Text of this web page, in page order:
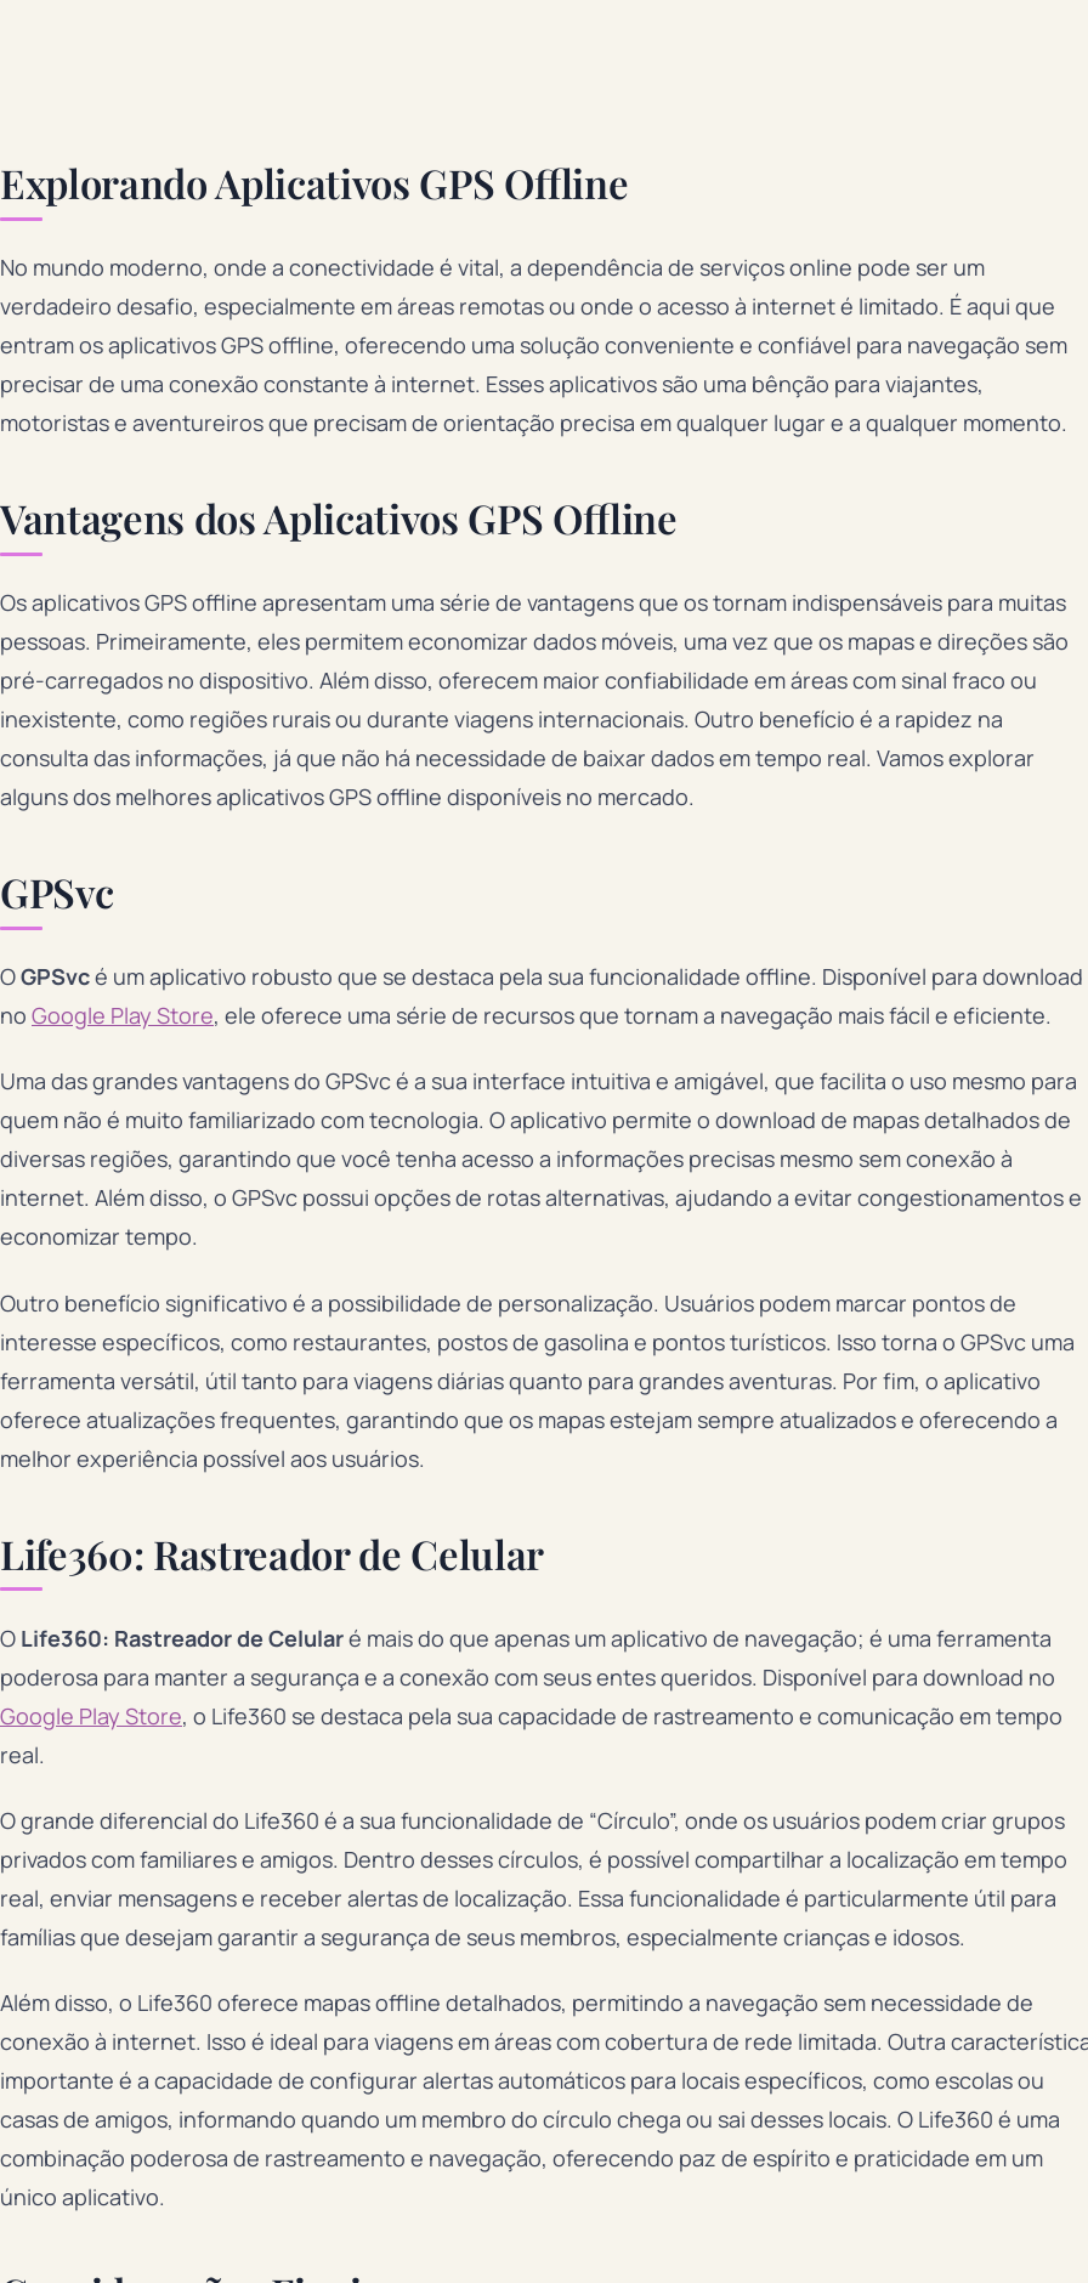
Explorando Aplicativos GPS Offline
No mundo moderno, onde a conectividade é vital, a dependência de serviços online pode ser um
verdadeiro desafio, especialmente em áreas remotas ou onde o acesso à internet é limitado. É aqui que
entram os aplicativos GPS offline, oferecendo uma solução conveniente e confiável para navegação sem
precisar de uma conexão constante à internet. Esses aplicativos são uma bênção para viajantes,
motoristas e aventureiros que precisam de orientação precisa em qualquer lugar e a qualquer momento.
Vantagens dos Aplicativos GPS Offline
Os aplicativos GPS offline apresentam uma série de vantagens que os tornam indispensáveis para muitas
pessoas. Primeiramente, eles permitem economizar dados móveis, uma vez que os mapas e direções são
pré-carregados no dispositivo. Além disso, oferecem maior confiabilidade em áreas com sinal fraco ou
inexistente, como regiões rurais ou durante viagens internacionais. Outro benefício é a rapidez na
consulta das informações, já que não há necessidade de baixar dados em tempo real. Vamos explorar
alguns dos melhores aplicativos GPS offline disponíveis no mercado.
GPSvc
OGPSvcé um aplicativo robusto que se destaca pela sua funcionalidade offline. Disponível para download
no Google Play Store, ele oferece uma série de recursos que tornam a navegação mais fácil e eficiente.
Uma das grandes vantagens do GPSvc é a sua interface intuitiva e amigável, que facilita o uso mesmo para
quem não é muito familiarizado com tecnologia. O aplicativo permite o download de mapas detalhados de
diversas regiões, garantindo que você tenha acesso a informações precisas mesmo sem conexão à
internet. Além disso, o GPSvc possui opções de rotas alternativas, ajudando a evitar congestionamentos e
economizar tempo.
Outro benefício significativo é a possibilidade de personalização. Usuários podem marcar pontos de
interesse específicos, como restaurantes, postos de gasolina e pontos turísticos. Isso torna o GPSvc uma
ferramenta versátil, útil tanto para viagens diárias quanto para grandes aventuras. Por fim, o aplicativo
oferece atualizações frequentes, garantindo que os mapas estejam sempre atualizados e oferecendo a
melhor experiência possível aos usuários.
Life360: Rastreador de Celular
O Life360: Rastreador de Celularé mais do que apenas um aplicativo de navegação; é uma ferramenta
poderosa para manter a segurança e a conexão com seus entes queridos. Disponível para download no
Google Play Store, o Life360 se destaca pela sua capacidade de rastreamento e comunicação em tempo
real.
O grande diferencial do Life360 é a sua funcionalidade de “Círculo”, onde os usuários podem criar grupos
privados com familiares e amigos. Dentro desses círculos, é possível compartilhar a localização em tempo
real, enviar mensagens e receber alertas de localização. Essa funcionalidade é particularmente útil para
famílias que desejam garantir a segurança de seus membros, especialmente crianças e idosos.
Além disso, o Life360 oferece mapas offline detalhados, permitindo a navegação sem necessidade de
conexão à internet. Isso é ideal para viagens em áreas com cobertura de rede limitada. Outra
importante é a capacidade de configurar alertas automáticos para locais específicos, como escolas ou
casas de amigos, informando quando um membro do círculo chega ou sai desses locais. O Life360 é uma
combinação poderosa de rastreamento e navegação, oferecendo paz de espírito e praticidade em um
único aplicativo.